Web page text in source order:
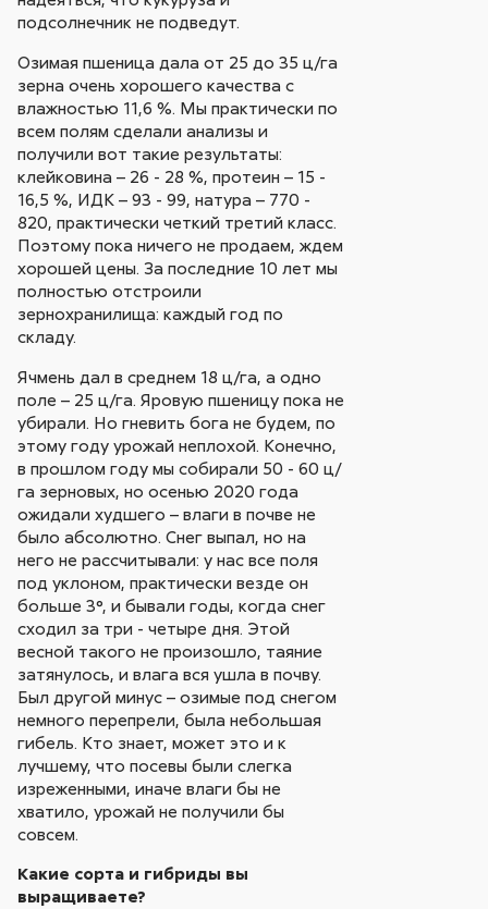
подсолнечник не подведут.
Озимая пшеница дала от 25 до 35 ц/га
зерна очень хорошего качества с
влажностью 11,6 %. Мы практически по
всем полям сделали анализы и
получили вот такие результаты:
клейковина – 26 - 28 %, протеин – 15 -
16,5 %, ИДК – 93 - 99, натура – 770 -
820, практически четкий третий класс.
Поэтому пока ничего не продаем, ждем
хорошей цены. За последние 10 лет мы
полностью отстроили
зернохранилища: каждый год по
складу.
Ячмень дал в среднем 18 ц/га, а одно
поле – 25 ц/га. Яровую пшеницу пока не
убирали. Но гневить бога не будем, по
этому году урожай неплохой. Конечно,
в прошлом году мы собирали 50 - 60 ц/
га зерновых, но осенью 2020 года
ожидали худшего – влаги в почве не
было абсолютно. Снег выпал, но на
него не рассчитывали: у нас все поля
под уклоном, практически везде он
больше 3°, и бывали годы, когда снег
сходил за три - четыре дня. Этой
весной такого не произошло, таяние
затянулось, и влага вся ушла в почву.
Был другой минус – озимые под снегом
немного перепрели, была небольшая
гибель. Кто знает, может это и к
лучшему, что посевы были слегка
изреженными, иначе влаги бы не
хватило, урожай не получили бы
совсем.
Какие сорта и гибриды вы
выращиваете?